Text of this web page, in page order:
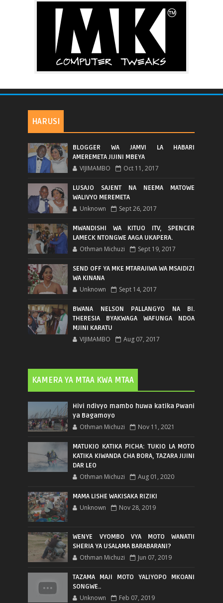
HARUSI
BLOGGER WA JAMVI LA HABARI
AMEREMETA JIJINI MBEYA
VIJIMAMBO Oct 11, 2017
LUSAJO SAJENT NA NEEMA MATOWE
WALIVYO MEREMETA
Unknown Sept 26, 2017
MWANDISHI WA KITUO ITV, SPENCER
LAMECK NTONGWE AAGA UKAPERA.
Othman Michuzi Sept 19, 2017
SEND OFF YA MKE MTARAJIWA WA MSAIDIZI
WA KINANA
Unknown Sept 14, 2017
BWANA NELSON PALLANGYO NA BI.
THERESIA BYAKWAGA WAFUNGA NDOA
MJINI KARATU
VIJIMAMBO Aug 07, 2017
KAMERA YA MTAA KWA MTAA
Hivi ndivyo mambo huwa katika Pwani
ya Bagamoyo
Othman Michuzi Nov 11, 2021
MATUKIO KATIKA PICHA: TUKIO LA MOTO
KATIKA KIWANDA CHA BORA, TAZARA JIJINI
DAR LEO
Othman Michuzi Aug 01, 2020
MAMA LISHE WAKISAKA RIZIKI
Unknown Nov 28, 2019
WENYE VYOMBO VYA MOTO WANATII
SHERIA YA USALAMA BARABARANI?
Othman Michuzi Jun 07, 2019
TAZAMA MAJI MOTO YALIYOPO MKOANI
SONGWE..
Unknown Feb 07, 2019